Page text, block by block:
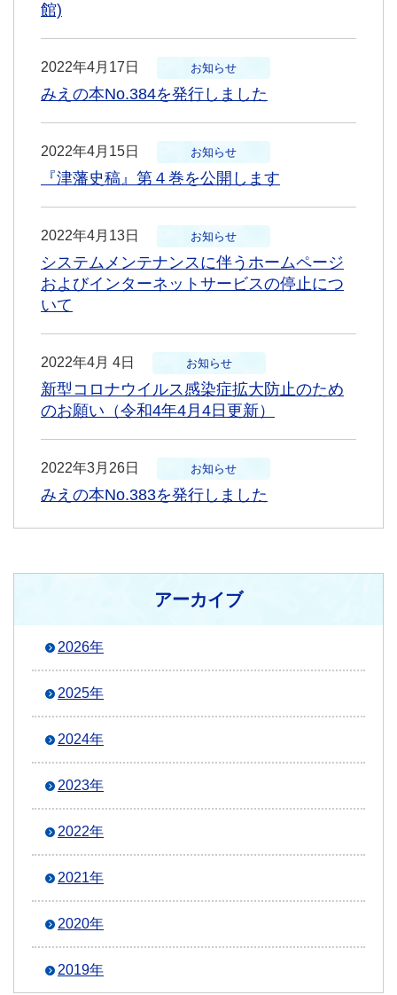
館)
2022年4月17日 お知らせ
みえの本No.384を発行しました
2022年4月15日 お知らせ
『津藩史稿』第４巻を公開します
2022年4月13日 お知らせ
システムメンテナンスに伴うホームページ
およびインターネットサービスの停止につ
いて
2022年4月 4日 お知らせ
新型コロナウイルス感染症拡大防止のため
のお願い（令和4年4月4日更新）
2022年3月26日 お知らせ
みえの本No.383を発行しました
アーカイブ
2026年
2025年
2024年
2023年
2022年
2021年
2020年
2019年